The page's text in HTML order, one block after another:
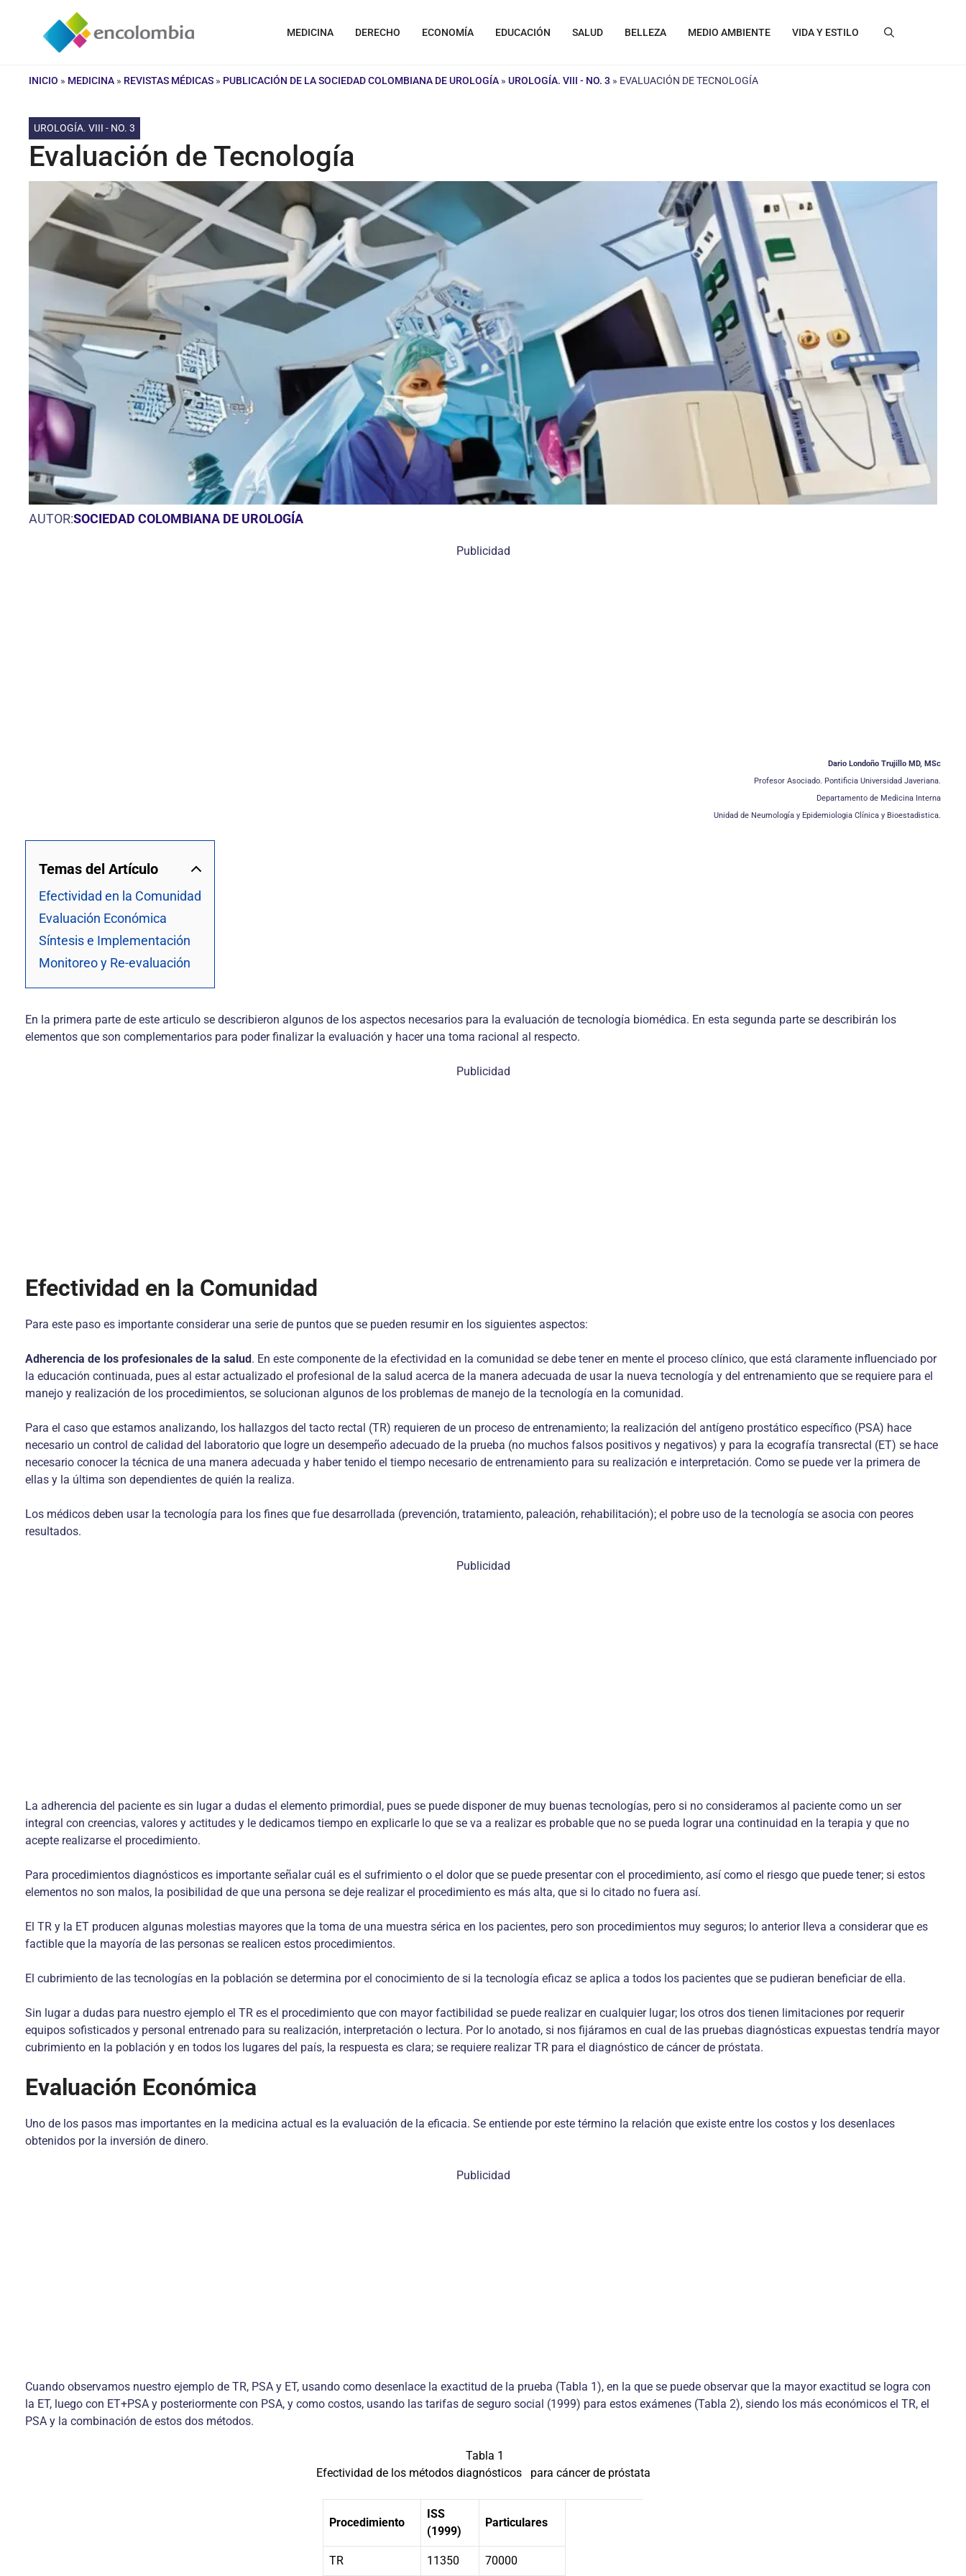
contenido
MEDICINA DERECHO ECONOMÍA EDUCACIÓN SALUD BELLEZA MEDIO AMBIENTE VIDA Y ESTILO
INICIO » MEDICINA » REVISTAS MÉDICAS » PUBLICACIÓN DE LA SOCIEDAD COLOMBIANA DE UROLOGÍA » UROLOGÍA. VIII - NO. 3 » EVALUACIÓN DE TECNOLOGÍA
UROLOGÍA. VIII - NO. 3
Evaluación de Tecnología
AUTOR:SOCIEDAD COLOMBIANA DE UROLOGÍA
Publicidad
Dario Londoño Trujillo MD, MSc
Profesor Asociado. Pontificia Universidad Javeriana.
Departamento de Medicina Interna
Unidad de Neumología y Epidemiologia Clínica y Bioestadistica.
Temas del Artículo
Efectividad en la Comunidad
Evaluación Económica
Síntesis e Implementación
Monitoreo y Re-evaluación
En la primera parte de este articulo se describieron algunos de los aspectos necesarios para la evaluación de tecnología bio­médica. En esta segunda parte se describirán los
elementos que son complementarios para poder finalizar la evaluación y hacer una toma racional al respecto.
Publicidad
Efectividad en la Comunidad
Para este paso es importante considerar una serie de puntos que se pueden resumir en los siguientes aspectos:
Adherencia de los profesionales de la salud. En este componente de la efectividad en la comunidad se debe tener en mente el proceso clínico, que está claramente influenciado por
la educación continuada, pues al estar actualizado el profesional de la salud acerca de la manera adecuada de usar la nueva tecnología y del entrenamiento que se requiere para el
manejo y realización de los procedimientos, se solucionan algunos de los problemas de manejo de la tecnología en la comunidad.
Para el caso que estamos analizando, los hallazgos del tacto rectal (TR) requieren de un proceso de entrenamiento; la realización del antígeno prostático específico (PSA) hace
necesario un control de calidad del laboratorio que logre un desempeño adecuado de la prueba (no muchos falsos positivos y negativos) y para la ecografía transrectal (ET) se hace
necesario conocer la técnica de una manera adecuada y haber tenido el tiempo necesario de entrenamiento para su realización e interpretación. Como se puede ver la primera de
ellas y la última son dependientes de quién la realiza.
Los médicos deben usar la tecnología para los fines que fue desarrollada (prevención, tratamiento, paleación, rehabilitación); el pobre uso de la tecnología se asocia con peores
resultados.
Publicidad
La adherencia del paciente es sin lugar a dudas el elemento primordial, pues se puede disponer de muy buenas tecnologías, pero si no consideramos al paciente como un ser
integral con creencias, valores y actitudes y le dedicamos tiempo en explicarle lo que se va a realizar es probable que no se pueda lograr una continuidad en la terapia y que no
acepte realizarse el procedimiento.
Para procedimientos diagnósticos es importante señalar cuál es el sufrimiento o el dolor que se puede presentar con el procedimiento, así como el riesgo que puede tener; si estos
elementos no son malos, la posibilidad de que una persona se deje realizar el procedimiento es más alta, que si lo citado no fuera así.
El TR y la ET producen algunas molestias mayores que la toma de una muestra sérica en los pacientes, pero son procedimientos muy seguros; lo anterior lleva a considerar que es
factible que la mayoría de las personas se realicen estos procedimientos.
El cubrimiento de las tecnologías en la población se determina por el conocimiento de si la tecnología eficaz se aplica a todos los pacientes que se pudieran beneficiar de ella.
Sin lugar a dudas para nuestro ejemplo el TR es el procedimiento que con mayor facti­bilidad se puede realizar en cualquier lugar; los otros dos tienen limitaciones por requerir
equipos sofisticados y personal entrenado para su realización, interpretación o lectura. Por lo anotado, si nos fijáramos en cual de las pruebas diagnósticas expuestas tendría mayor
cubrimiento en la población y en todos los lugares del país, la respuesta es clara; se requiere realizar TR para el diagnóstico de cáncer de próstata.
Evaluación Económica
Uno de los pasos mas importantes en la medicina actual es la evaluación de la eficacia. Se entiende por este término la relación que existe entre los costos y los desenlaces
obtenidos por la inversión de dinero.
Publicidad
Cuando observamos nuestro ejemplo de TR, PSA y ET, usando como desenlace la exactitud de la prueba (Tabla 1), en la que se puede observar que la mayor exactitud se logra con
la ET, luego con ET+PSA y posteriormente con PSA, y como costos, usando las tarifas de seguro social (1999) para estos exámenes (Tabla 2), siendo los más económicos el TR, el
PSA y la combinación de estos dos métodos.
Tabla 1
Efectividad de los métodos diagnósticos para cáncer de próstata
Procedimiento
ISS
(1999)
Particulares
TR 11350 70000